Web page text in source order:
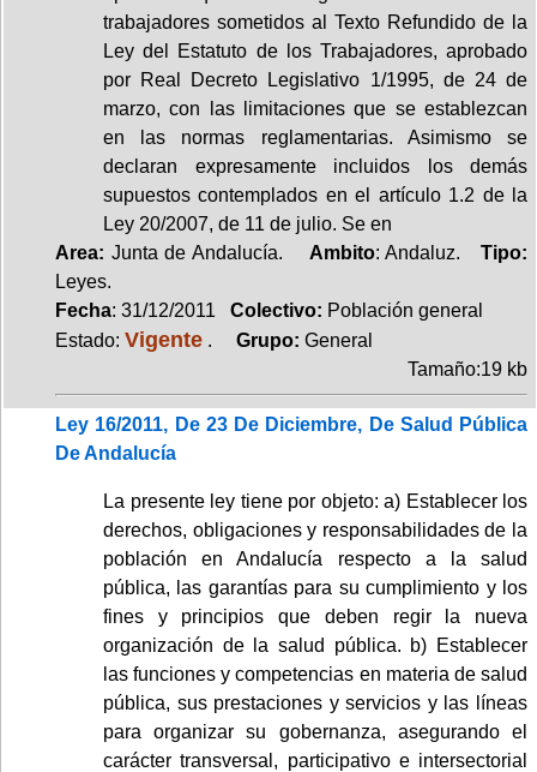
trabajadores sometidos al Texto Refundido de la
Ley del Estatuto de los Trabajadores, aprobado
por Real Decreto Legislativo 1/1995, de 24 de
marzo, con las limitaciones que se establezcan
en las normas reglamentarias. Asimismo se
declaran expresamente incluidos los demás
supuestos contemplados en el artículo 1.2 de la
Ley 20/2007, de 11 de julio. Se en
Area: Junta de Andalucía. Ambito: Andaluz.Tipo:
Leyes.
Fecha: 31/12/2011 Colectivo: Población general
Estado: Vigente . Grupo: General
Tamaño:19 kb
Ley 16/2011, De 23 De Diciembre, De Salud Pública
De Andalucía
La presente ley tiene por objeto: a) Establecer los
derechos, obligaciones y responsabilidades de la
población en Andalucía respecto a la salud
pública, las garantías para su cumplimiento y los
fines y principios que deben regir la nueva
organización de la salud pública. b) Establecer
las funciones y competencias en materia de salud
pública, sus prestaciones y servicios y las líneas
para organizar su gobernanza, asegurando el
carácter transversal, participativo e intersectorial